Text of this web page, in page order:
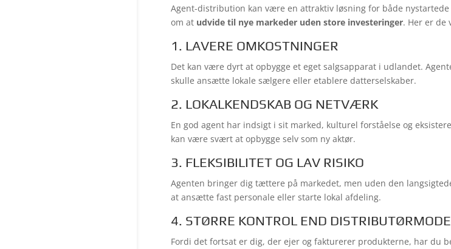
Agent-distribution kan være en attraktiv løsning for både
om at udvide til nye markeder uden store investeringer. Her er de
1. LAVERE OMKOSTNINGER
Det kan være dyrt at opbygge et eget salgsapparat i udlandet.
skulle ansætte lokale sælgere eller etablere datterselskaber.
2. LOKALKENDSKAB OG NETVÆRK
En god agent har indsigt i sit marked, kulturel forståelse og
kan være svært at opbygge selv som ny aktør.
3. FLEKSIBILITET OG LAV RISIKO
Agenten bringer dig tættere på markedet, men uden den
at ansætte fast personale eller starte lokal afdeling.
4. STØRRE KONTROL END
Fordi det fortsat er dig, der ejer og fakturerer produkterne, har du